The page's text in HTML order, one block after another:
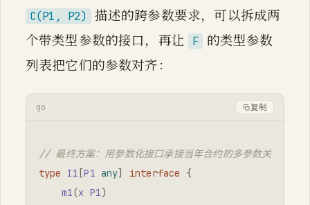
C(P1, P2) 描述的跨参数要求，可以拆成两
个带类型参数的接口，再让 F
的类型参数
列表把它们的参数对齐：
go 复制
// 最终方案：用参数化接口承接当年合约的多参数关系约束
type
I1 [P1 any] interface {
m1(x P1)